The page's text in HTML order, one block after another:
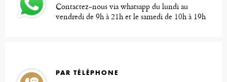
Contactez-nous via whatsapp du lundi au
vendredi de 9h à 21h et le samedi de 10h à 19h
PAR TÉLÉPHONE